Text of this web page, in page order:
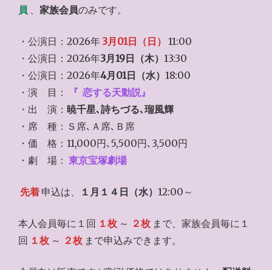
員 、家族会員のみです。
・公演日：2026年 3月01日（日）
11:00
・公演日：2026年3月19日（木） 13:30
・公演日：2026年4月01日（水） 18:00
・演 目：
『 恋する天動説』
・出 演： 暁千星､詩ちづる､瑠風輝
・席 種：Ｓ席､Ａ席､Ｂ席
・価 格：11,000円､5,500円､3,500円
・劇 場： 東京宝塚劇場
先着 申込は、 １月１４日（水）12:00～
本人会員毎に１回 １枚 ～ ２枚 まで、家族会員毎に１
回 １枚 ～ ２枚 まで申込みできます。